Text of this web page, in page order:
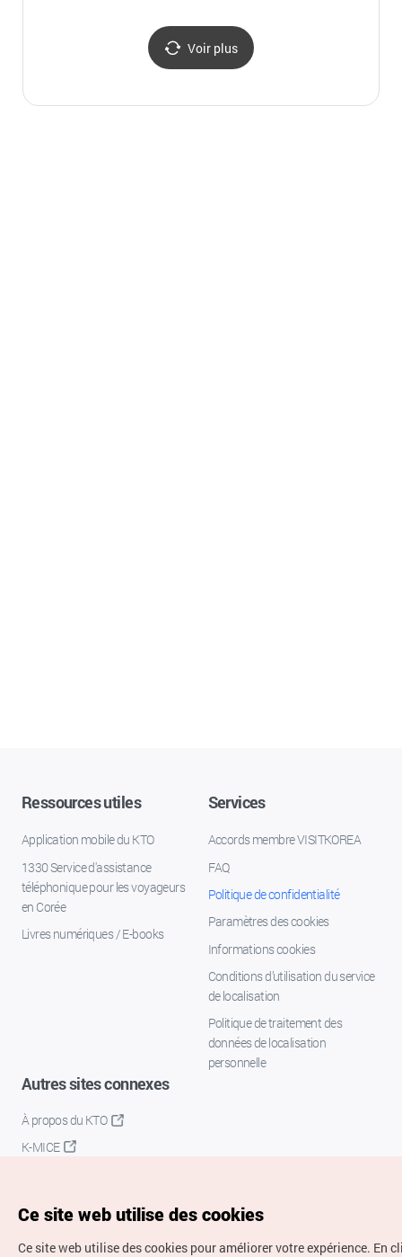
Voir plus
Ressources utiles
Application mobile du KTO
1330 Service d'assistance
téléphonique pour les voyageurs
en Corée
Livres numériques / E-books
Services
Accords membre VISITKOREA
FAQ
Politique de confidentialité
Paramètres des cookies
Informations cookies
Conditions d’utilisation du service
de localisation
Politique de traitement des
données de localisation
personnelle
Autres sites connexes
À propos du KTO
K-MICE
Ce site web utilise des cookies
Ce site web utilise des cookies pour améliorer votre expérience. En